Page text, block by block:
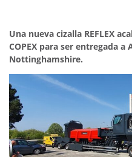
Una nueva cizalla REFLEX
COPEX para ser entregada a
Nottinghamshire.